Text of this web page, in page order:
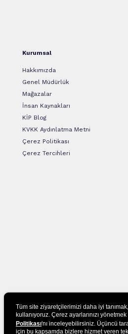
Kurumsal
Hakkımızda
Genel Müdürlük
Mağazalar
İnsan Kaynakları
KİP Blog
KVKK Aydınlatma Metni
Çerez Politikası
Çerez Tercihleri
Tüm site ziyaretçilerimizi daha iyi
kullanıyoruz. Çerez ayarlarınızı
Politikası'nı inceleyebilirsiniz. Üçüncü
için bu kapsamda bizlere hizmet veren